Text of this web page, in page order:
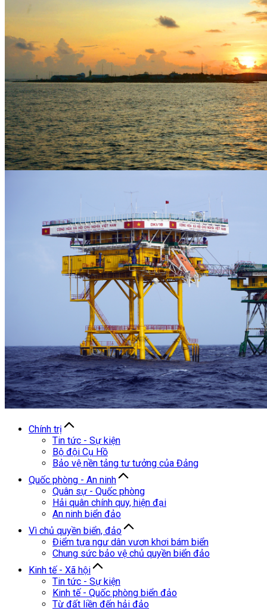
Chính trị
Tin tức - Sự kiện
Bộ đội Cụ Hồ
Bảo vệ nền tảng tư tưởng của Đảng
Quốc phòng - An ninh
Quân sự - Quốc phòng
Hải quân chính quy, hiện đại
An ninh biển đảo
Vì chủ quyền biển, đảo
Điểm tựa ngư dân vươn khơi bám biển
Chung sức bảo vệ chủ quyền biển đảo
Kinh tế - Xã hội
Tin tức - Sự kiện
Kinh tế - Quốc phòng biển đảo
Từ đất liền đến hải đảo